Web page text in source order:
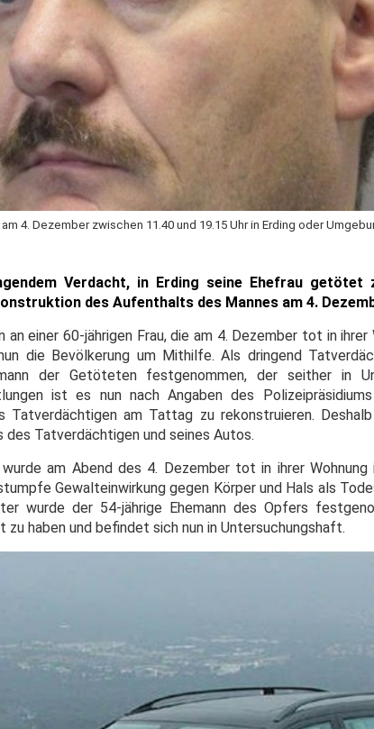
4. Dezember zwischen 11.40 und 19.15 Uhr in Erding oder
Verdacht, in Erding seine Ehefrau getötet
des Aufenthalts des Mannes am 4.
einer 60-jährigen Frau, die am 4. Dezember tot in ihrer
die Bevölkerung um Mithilfe. Als dringend
der Getöteten festgenommen, der seither in
ist es nun nach Angaben des
Tatverdächtigen am Tattag zu rekonstruieren.
Tatverdächtigen und seines Autos.
am Abend des 4. Dezember tot in ihrer Wohnung
Gewalteinwirkung gegen Körper und Hals als
wurde der 54-jährige Ehemann des Opfers
haben und befindet sich nun in Untersuchungshaft.